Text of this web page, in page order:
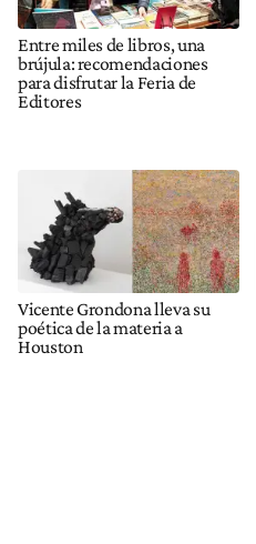
Entre miles de libros, una
brújula: recomendaciones
para disfrutar la Feria de
Editores
Vicente Grondona lleva su
poética de la materia a
Houston